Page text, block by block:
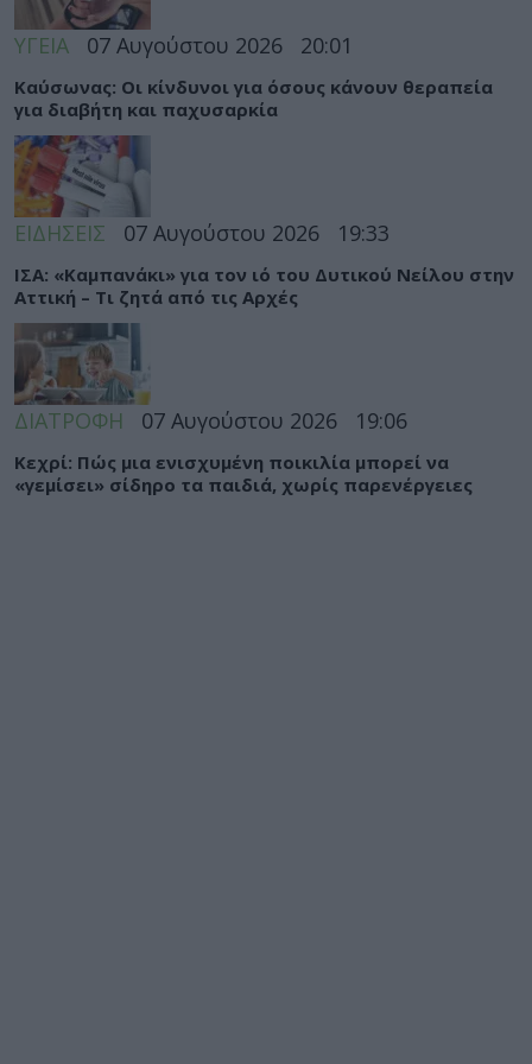
ΥΓΕΙΑ 07 Αυγούστου 2026 20:01
Καύσωνας: Οι κίνδυνοι για όσους κάνουν θεραπεία
για διαβήτη και παχυσαρκία
ΕΙΔΗΣΕΙΣ 07 Αυγούστου 2026 19:33
ΙΣΑ: «Καμπανάκι» για τον ιό του Δυτικού Νείλου στην
Αττική – Τι ζητά από τις Αρχές
ΔΙΑΤΡΟΦΗ 07 Αυγούστου 2026 19:06
Κεχρί: Πώς μια ενισχυμένη ποικιλία μπορεί να
«γεμίσει» σίδηρο τα παιδιά, χωρίς παρενέργειες